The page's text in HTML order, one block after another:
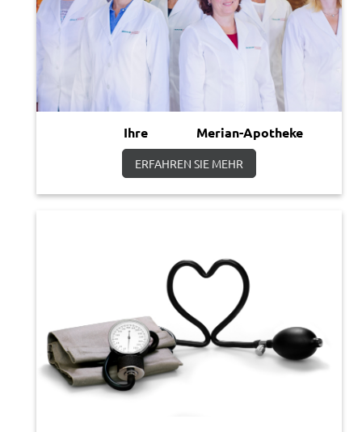
Ihre Merian-Apotheke
ERFAHREN SIE MEHR